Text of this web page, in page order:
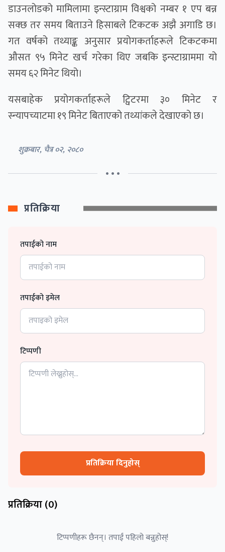
डाउनलोडको मामिलामा इन्स्टाग्राम विश्वको नम्बर १ एप बन्न
सक्छ तर समय बिताउने हिसाबले टिकटक अझै अगाडि छ।
गत वर्षको तथ्याङ्क अनुसार प्रयोगकर्ताहरूले टिकटकमा
औसत ९५ मिनेट खर्च गरेका थिए जबकि इन्स्टाग्राममा यो
समय ६२ मिनेट थियो।
यसबाहेक प्रयोगकर्ताहरूले ट्विटरमा ३० मिनेट र
स्न्यापच्याटमा १९ मिनेट बिताएको तथ्यांकले देखाएको छ।
शुक्रबार, चैत्र ०२, २०८०
• • •
प्रतिक्रिया
तपाईको नाम
तपाईको इमेल
टिप्पणी
प्रतिक्रिया दिनुहोस्
प्रतिक्रिया (0)
टिप्पणीहरू छैनन्। तपाईं पहिलो बन्नुहोस्!